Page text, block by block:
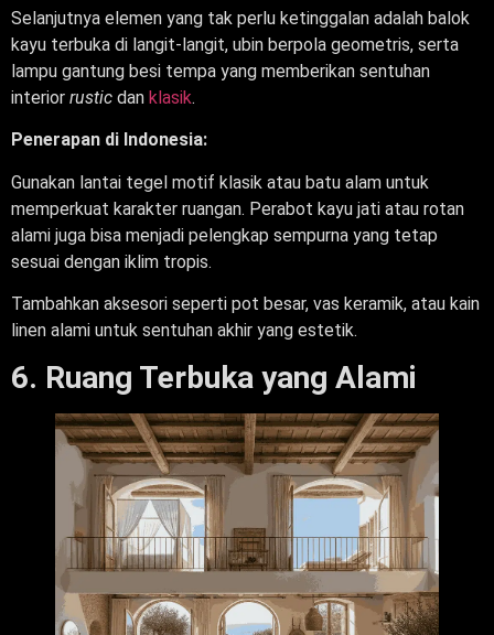
Selanjutnya elemen yang tak perlu ketinggalan adalah balok
kayu terbuka di langit-langit, ubin berpola geometris, serta
lampu gantung besi tempa yang memberikan sentuhan
interior rustic dan klasik.
Penerapan di Indonesia:
Gunakan lantai tegel motif klasik atau batu alam untuk
memperkuat karakter ruangan. Perabot kayu jati atau rotan
alami juga bisa menjadi pelengkap sempurna yang tetap
sesuai dengan iklim tropis.
Tambahkan aksesori seperti pot besar, vas keramik, atau kain
linen alami untuk sentuhan akhir yang estetik.
6. Ruang Terbuka yang Alami